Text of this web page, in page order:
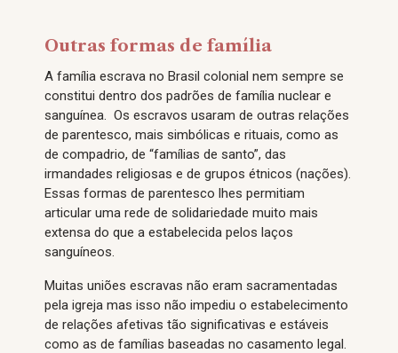
Outras formas de família
A família escrava no Brasil colonial nem sempre se
constitui dentro dos padrões de família nuclear e
sanguínea. Os escravos usaram de outras relações
de parentesco, mais simbólicas e rituais, como as
de compadrio, de “famílias de santo”, das
irmandades religiosas e de grupos étnicos (nações).
Essas formas de parentesco lhes permitiam
articular uma rede de solidariedade muito mais
extensa do que a estabelecida pelos laços
sanguíneos.
Muitas uniões escravas não eram sacramentadas
pela igreja mas isso não impediu o estabelecimento
de relações afetivas tão significativas e estáveis
como as de famílias baseadas no casamento legal.